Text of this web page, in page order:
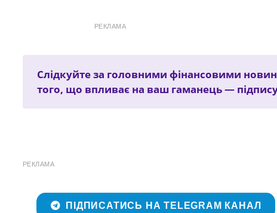
РЕКЛАМА
Слідкуйте за головними фінансовими
того, що впливає на ваш гаманець —
РЕКЛАМА
ПІДПИСАТИСЬ НА TELEGRAM КАНАЛ